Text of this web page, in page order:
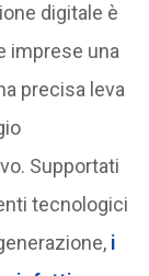
digitale è
imprese una
precisa leva
Supportati
tecnologici
i